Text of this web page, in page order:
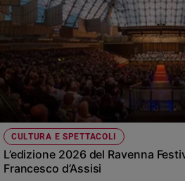
Economia
Legalità
Sport
Interviste
Papa
Papa
Chiesa
CULTURA E SPETTACOLI
L’edizione 2026 del Ravenna
Francesco d’Assisi